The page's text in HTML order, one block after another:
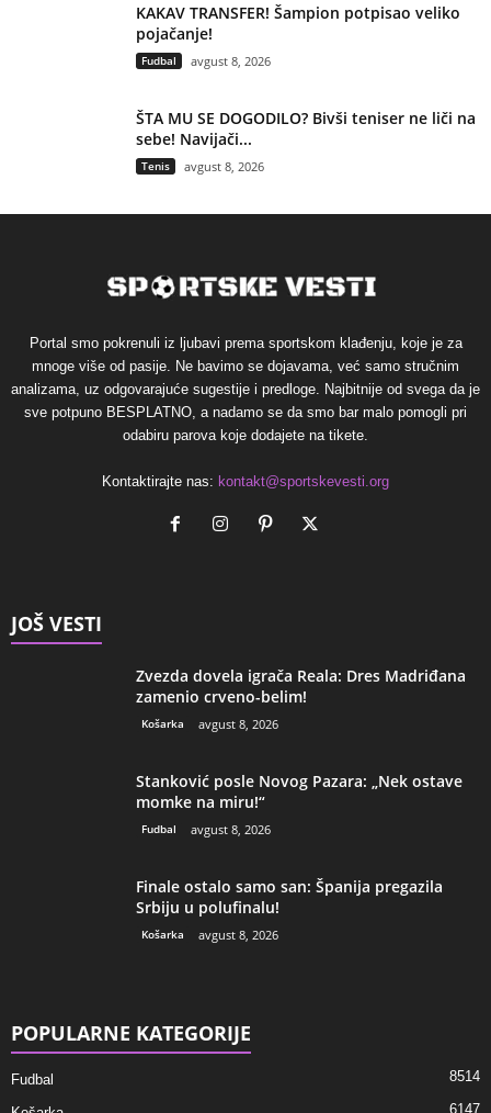
KAKAV TRANSFER! Šampion potpisao veliko
pojačanje!
Fudbal avgust 8, 2026
ŠTA MU SE DOGODILO? Bivši teniser ne liči na
sebe! Navijači...
Tenis avgust 8, 2026
Portal smo pokrenuli iz ljubavi prema sportskom klađenju, koje je za
mnoge više od pasije. Ne bavimo se dojavama, već samo stručnim
analizama, uz odgovarajuće sugestije i predloge. Najbitnije od svega da je
sve potpuno BESPLATNO, a nadamo se da smo bar malo pomogli pri
odabiru parova koje dodajete na tikete.
Kontaktirajte nas: kontakt@sportskevesti.org
JOŠ VESTI
Zvezda dovela igrača Reala: Dres Madriđana
zamenio crveno-belim!
Košarka avgust 8, 2026
Stanković posle Novog Pazara: „Nek ostave
momke na miru!“
Fudbal avgust 8, 2026
Finale ostalo samo san: Španija pregazila
Srbiju u polufinalu!
Košarka avgust 8, 2026
POPULARNE KATEGORIJE
Fudbal 8514
6147